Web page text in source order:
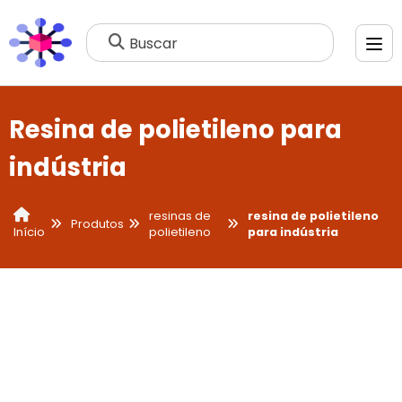
Buscar
Resina de polietileno para
indústria
Início
Produtos
resinas de
polietileno
resina de polietileno
para indústria